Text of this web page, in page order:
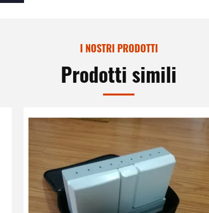
I NOSTRI PRODOTTI
Prodotti simili